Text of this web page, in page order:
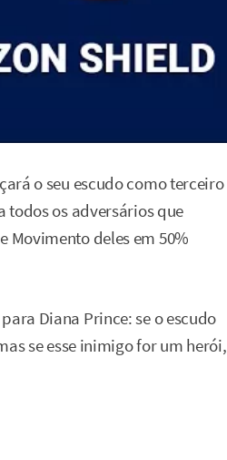
o seu escudo como terceiro
todos os adversários que
Movimento deles em 50%
Diana Prince: se o escudo
se esse inimigo for um herói,